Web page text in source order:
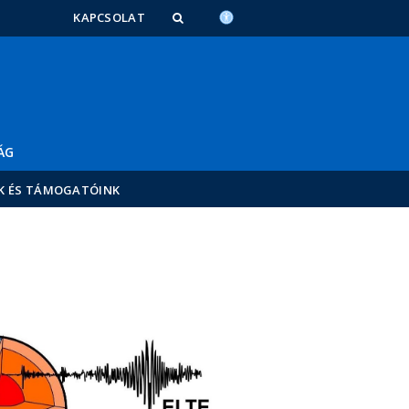
KAPCSOLAT
ÉS TÁMOGATÓINK